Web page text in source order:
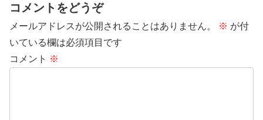
コメントをどうぞ
メールアドレスが公開されることはありません。 ※ が付
いている欄は必須項目です
コメント ※